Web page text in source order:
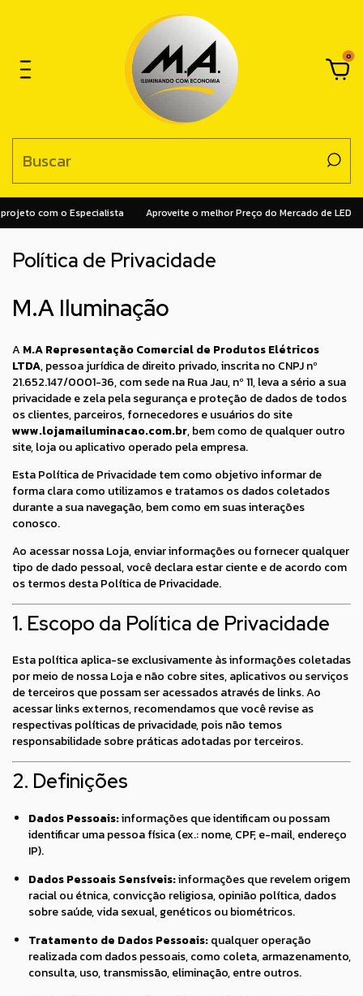
0
com o Especialista Aproveite o melhor Preço do Mercado de LED
Política de Privacidade
M.A Iluminação
A M.A Representação Comercial de Produtos Elétricos
LTDA, pessoa jurídica de direito privado, inscrita no CNPJ nº
21.652.147/0001-36, com sede na Rua Jau, nº 11, leva a sério a sua
privacidade e zela pela segurança e proteção de dados de todos
os clientes, parceiros, fornecedores e usuários do site
www.lojamailuminacao.com.br, bem como de qualquer outro
site, loja ou aplicativo operado pela empresa.
Esta Política de Privacidade tem como objetivo informar de
forma clara como utilizamos e tratamos os dados coletados
durante a sua navegação, bem como em suas interações
conosco.
Ao acessar nossa Loja, enviar informações ou fornecer qualquer
tipo de dado pessoal, você declara estar ciente e de acordo com
os termos desta Política de Privacidade.
1. Escopo da Política de Privacidade
Esta política aplica-se exclusivamente às informações coletadas
por meio de nossa Loja e não cobre sites, aplicativos ou serviços
de terceiros que possam ser acessados através de links. Ao
acessar links externos, recomendamos que você revise as
respectivas políticas de privacidade, pois não temos
responsabilidade sobre práticas adotadas por terceiros.
2. Definições
Dados Pessoais:informações que identificam ou possam
identificar uma pessoa física (ex.: nome, CPF, e-mail, endereço
IP).
Dados Pessoais Sensíveis:informações que revelem origem
racial ou étnica, convicção religiosa, opinião política, dados
sobre saúde, vida sexual, genéticos ou biométricos.
Tratamento de Dados Pessoais:qualquer operação
realizada com dados pessoais, como coleta, armazenamento,
consulta, uso, transmissão, eliminação, entre outros.